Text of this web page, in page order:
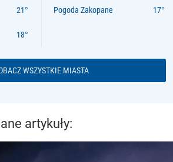
Pogoda Zakopane
WSZYSTKIE MIASTA
artykuły: